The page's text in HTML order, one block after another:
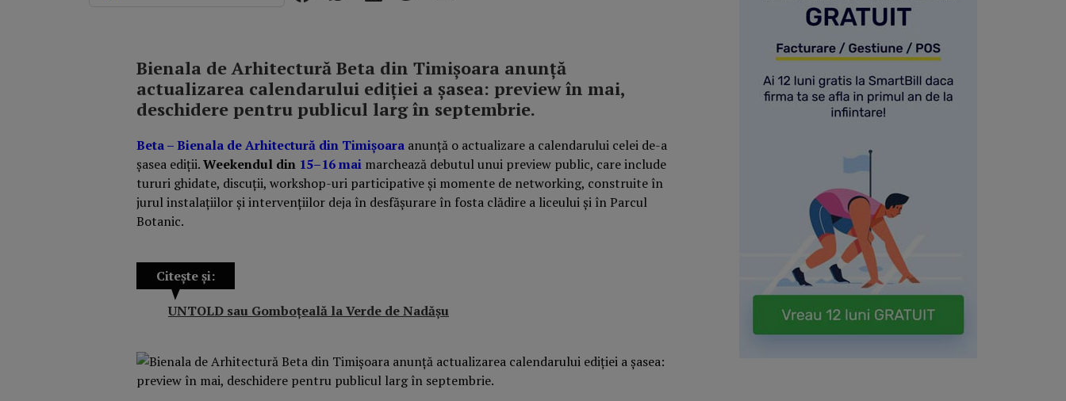
Bienala de Arhitectură Beta din Timișoara anunță
actualizarea calendarului ediției a șasea: preview în mai,
deschidere pentru publicul larg în septembrie.
Beta – Bienala de Arhitectură din Timișoara anunță o actualizare a calendarului celei de-a
șasea ediții.Weekendul din 15–16 mai marchează debutul unui preview public, care include
tururi ghidate, discuții, workshop-uri participative și momente de networking, construite în
jurul instalațiilor și intervențiilor deja în desfășurare în fosta clădire a liceului și în Parcul
Botanic.
Citește și:
UNTOLD sau Gomboțeală la Verde de Nadășu